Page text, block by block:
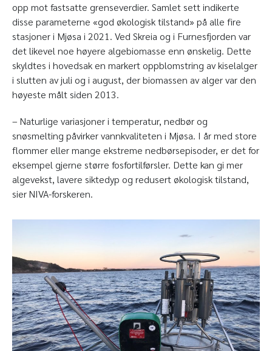
opp mot fastsatte grenseverdier. Samlet sett indikerte
disse parameterne «god økologisk tilstand» på alle fire
stasjoner i Mjøsa i 2021. Ved Skreia og i Furnesfjorden var
det likevel noe høyere algebiomasse enn ønskelig. Dette
skyldtes i hovedsak en markert oppblomstring av kiselalger
i slutten av juli og i august, der biomassen av alger var den
høyeste målt siden 2013.
– Naturlige variasjoner i temperatur, nedbør og
snøsmelting påvirker vannkvaliteten i Mjøsa. I år med store
flommer eller mange ekstreme nedbørsepisoder, er det for
eksempel gjerne større fosfortilførsler. Dette kan gi mer
algevekst, lavere siktedyp og redusert økologisk tilstand,
sier NIVA-forskeren.